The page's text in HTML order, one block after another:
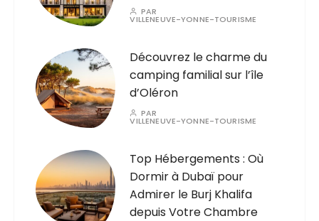
PAR
VILLENEUVE-YONNE-TOURISME
Découvrez le charme du
camping familial sur l’île
d’Oléron
PAR
VILLENEUVE-YONNE-TOURISME
Top Hébergements : Où
Dormir à Dubaï pour
Admirer le Burj Khalifa
depuis Votre Chambre